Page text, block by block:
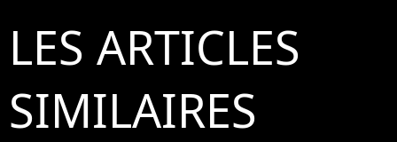
LES ARTICLES
SIMILAIRES